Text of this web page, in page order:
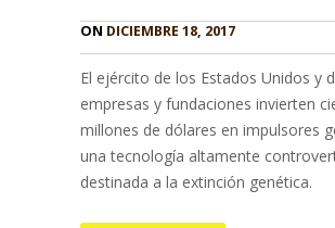
ON DICIEMBRE 18, 2017
El ejército de los Estados Unidos y
empresas y fundaciones invierten
millones de dólares en impulsores
una tecnología altamente
destinada a la extinción genética.